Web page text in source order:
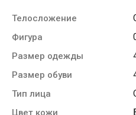
Телосложение
Фигура
Размер одежды
Размер обуви
Тип лица
Цвет кожи